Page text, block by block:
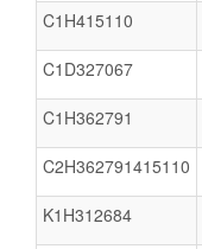
C1H415110
C1D327067
C1H362791
C2H362791415110
K1H312684